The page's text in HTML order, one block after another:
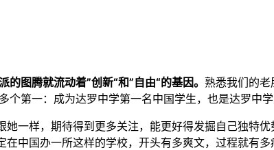
图腾就流动着”创新“和”自由“的基因。 熟悉我们的
第一：成为达罗中学第一名中国学生，也是达罗中
她一样，期待得到更多关注，能更好得发掘自己独特
中国办一所这样的学校，开头有多爽文，过程就有多